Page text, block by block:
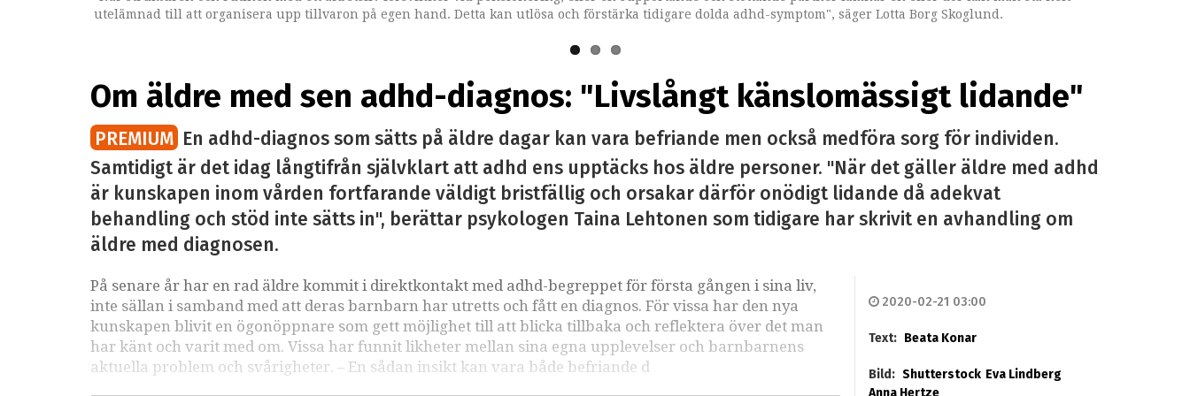
utelämnad till att organisera upp tillvaron på egen hand. Detta kan utlösa och förstärka tidigare dolda adhd-symptom", säger Lotta Borg Skoglund.
klingar av betyder inte det att den inre rastlösheten och oron har försvunnit", säger psykiatrikern Lotta Borg Skoglund.
tidigare generationer för att få en bild av likheter i känslor, beteenden och svårigheter som kan handla om samma bakomliggande orsak: adhd", säger
Om äldre med sen adhd-diagnos: "Livslångt känslomässigt lidande"
PREMIUM En adhd-diagnos som sätts på äldre dagar kan vara befriande men också medföra sorg för individen.
Samtidigt är det idag långtifrån självklart att adhd ens upptäcks hos äldre personer. "När det gäller äldre med adhd
är kunskapen inom vården fortfarande väldigt bristfällig och orsakar därför onödigt lidande då adekvat
behandling och stöd inte sätts in", berättar psykologen Taina Lehtonen som tidigare har skrivit en avhandling om
äldre med diagnosen.
På senare år har en rad äldre kommit i direktkontakt med adhd-begreppet för första gången i sina liv,
inte sällan i samband med att deras barnbarn har utretts och fått en diagnos. För vissa har den nya
kunskapen blivit en ögonöppnare som gett möjlighet till att blicka tillbaka och reflektera över det man
har känt och varit med om. Vissa har funnit likheter mellan sina egna upplevelser och barnbarnens
aktuella problem och svårigheter. – En sådan insikt kan vara både befriande d
2020-02-21 03:00
Text: Beata Konar
Bild: Shutterstock Eva Lindberg
Anna Hertze